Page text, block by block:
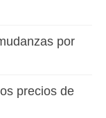
por
precios de